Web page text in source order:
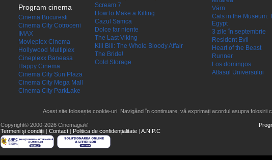
Program cinema
Cinema Bucuresti
Cinema City Cotroceni
IMAX
Movieplex Cinema
Hollywood Multiplex
Cineplexx Baneasa
Happy Cinema
Cinema City Sun Plaza
Cinema City Mega Mall
Cinema City ParkLake
Scream 7
How to Make a Killing
Cazul Samca
Dolce far niente
The Last Viking
Kill Bill: The Whole Bloody Affair
The Bride!
Cold Storage
Värn
Cats in the Museum:
Egypt
3 zile în septembrie
Resident Evil
Heart of the Beast
Runner
Los domingos
Atlasul Universului
Acest site folosește cookie-uri. Navigând în continuare, vă exprimați acordul asupra folosirii
Copyright© 2000-2026 Cinemagia®
Termeni şi condiţii | Contact | Politica de confidențialitate | A.N.P.C